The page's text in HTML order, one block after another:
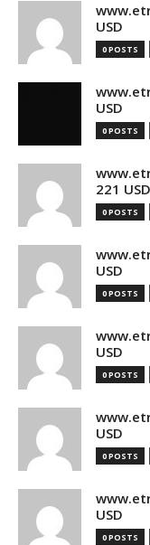
USD
0 POSTS
USD
0 POSTS
221 USD
0 POSTS
USD
0 POSTS
USD
0 POSTS
USD
0 POSTS
USD
0 POSTS